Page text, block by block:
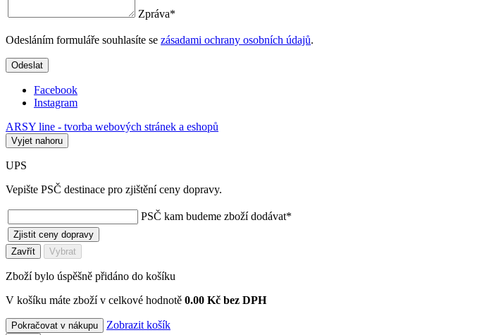
Zpráva*
Odesláním formuláře souhlasíte se zásadami ochrany osobních údajů.
Odeslat
Facebook
Instagram
ARSY line - tvorba webových stránek a eshopů
Vyjet nahoru
UPS
Vepište PSČ destinace pro zjištění ceny dopravy.
PSČ kam budeme zboží dodávat*
Zjistit ceny dopravy
Zavřít
Vybrat
Zboží bylo úspěšně přidáno do košíku
V košíku máte zboží v celkové hodnotě 0.00 Kč bez DPH
Pokračovat v nákupu Zobrazit košík